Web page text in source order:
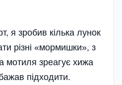
я зробив кілька лунок
різні «мормишки», з
мотиля зреагує хижа
підходити.